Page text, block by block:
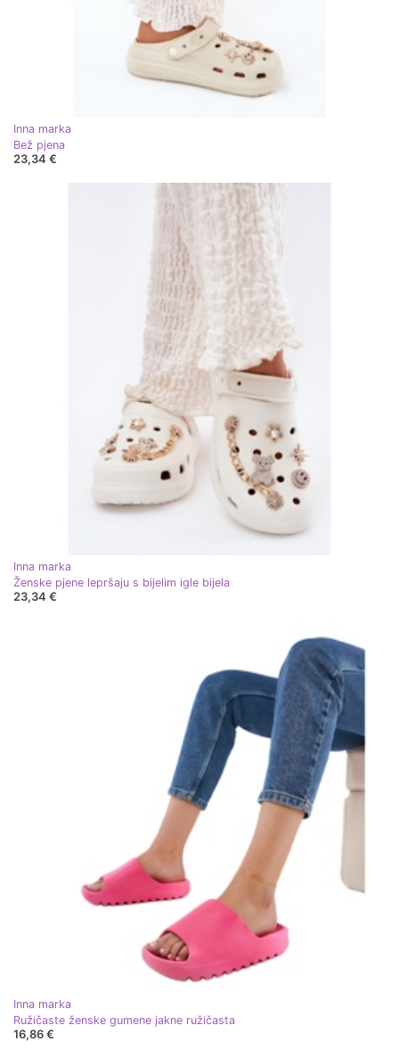
Inna marka
Bež pjena
23,34 €
Inna marka
Ženske pjene lepršaju s bijelim igle bijela
23,34 €
Inna marka
Ružičaste ženske gumene jakne ružičasta
16,86 €